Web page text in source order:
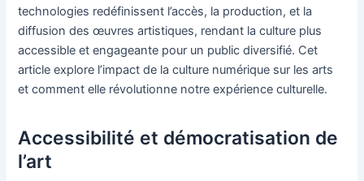
technologies redéfinissent l’accès, la production, et la
diffusion des œuvres artistiques, rendant la culture plus
accessible et engageante pour un public diversifié. Cet
article explore l’impact de la culture numérique sur les arts
et comment elle révolutionne notre expérience culturelle.
Accessibilité et démocratisation de
l’art